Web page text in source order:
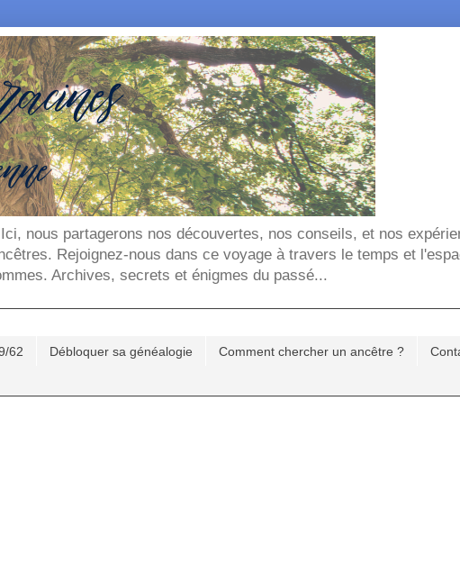
nous partagerons nos découvertes, nos conseils, et nos
Rejoignez-nous dans ce voyage à travers le temps et
Archives, secrets et énigmes du passé...
62 Débloquer sa généalogie Comment chercher un ancêtre ?